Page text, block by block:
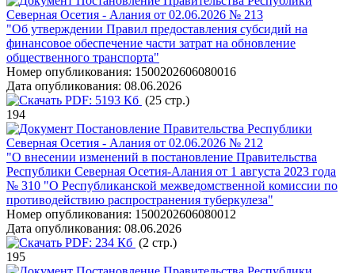
Северная Осетия - Алания от 02.06.2026 № 213
"Об утверждении Правил предоставления субсидий на
финансовое обеспечение части затрат на обновление
общественного транспорта"
Номер опубликования: 1500202606080016
Дата опубликования: 08.06.2026
PDF: 5193 Кб (25 стр.)
194
Постановление Правительства Республики
Северная Осетия - Алания от 02.06.2026 № 212
"О внесении изменений в постановление Правительства
Республики Северная Осетия-Алания от 1 августа 2023 года
№ 310 "О Республиканской межведомственной комиссии по
противодействию распространения туберкулеза"
Номер опубликования: 1500202606080012
Дата опубликования: 08.06.2026
PDF: 234 Кб (2 стр.)
195